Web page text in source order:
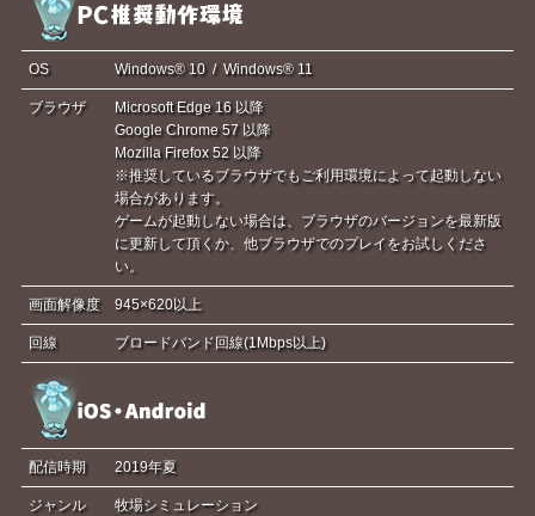
OS Windows® 10 / Windows® 11
ブラウザ
Microsoft Edge 16 以降
Google Chrome 57 以降
Mozilla Firefox 52 以降
※推奨しているブラウザでもご利用環境によって起動しない
場合があります。
ゲームが起動しない場合は、ブラウザのバージョンを最新版
に更新して頂くか、他ブラウザでのプレイをお試しくださ
い。
画面解像度 945×620以上
回線 ブロードバンド回線(1Mbps以上)
配信時期 2019年夏
ジャンル 牧場シミュレーション